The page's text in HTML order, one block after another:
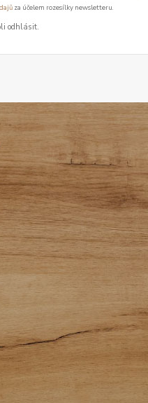
za účelem rozesílky newsletteru.
odhlásit.